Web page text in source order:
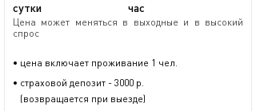
сутки
час
Цена может меняться в выходные и в высокий
спрос
• цена включает проживание 1 чел.
• страховой депозит - 3000 р.
(возвращается при выезде)